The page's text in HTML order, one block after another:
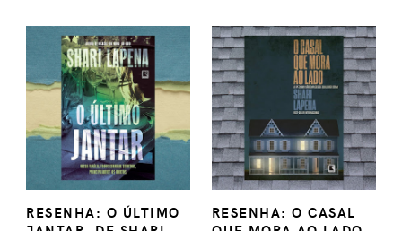
RESENHA: O ÚLTIMO
RESENHA: O CASAL